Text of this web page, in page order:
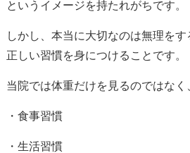
というイメージを持たれがちです。
しかし、本当に大切なのは無理をす
正しい習慣を身につけることです。
当院では体重だけを見るのではなく
・食事習慣
・生活習慣